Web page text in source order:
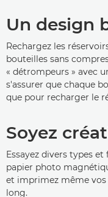
Un design
Rechargez les
bouteilles sans
« détrompeurs » avec
s'assurer que chaque
que pour recharger le
Soyez
Essayez divers types
papier photo
et imprimez même vos
long.